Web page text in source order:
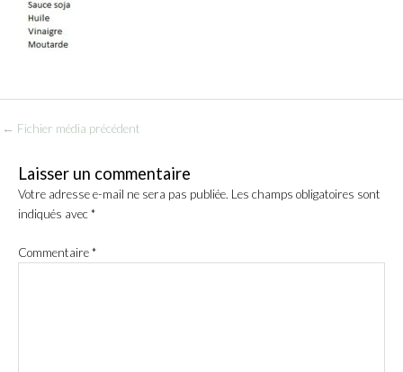
← Fichier média précédent
Laisser un commentaire
Votre adresse e-mail ne sera pas publiée. Les champs obligatoires sont
indiqués avec*
Commentaire*